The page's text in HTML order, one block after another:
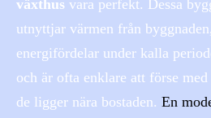
växthus vara perfekt. Dessa
utnyttjar värmen från
energifördelar under kalla
och är ofta enklare att förse
de ligger nära bostaden. En